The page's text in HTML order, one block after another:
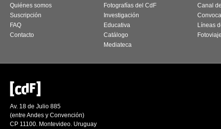
Quiénes somos
Suscripción
FAQ
Contacto
Fotografías del CdF
Investigación
Educativa
Catálogo
Mediateca
Canal
Líneas
Av. 18 de Julio 885
(entre Andes y Convención)
CP 11100. Montevideo. Uruguay